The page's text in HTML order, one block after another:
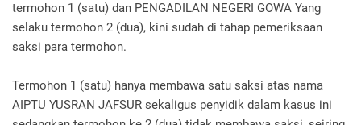
termohon 1 (satu) dan PENGADILAN NEGERI GOWA Yang
selaku termohon 2 (dua), kini sudah di tahap pemeriksaan
saksi para termohon.
Termohon 1 (satu) hanya membawa satu saksi atas nama
AIPTU YUSRAN JAFSUR sekaligus penyidik dalam kasus ini